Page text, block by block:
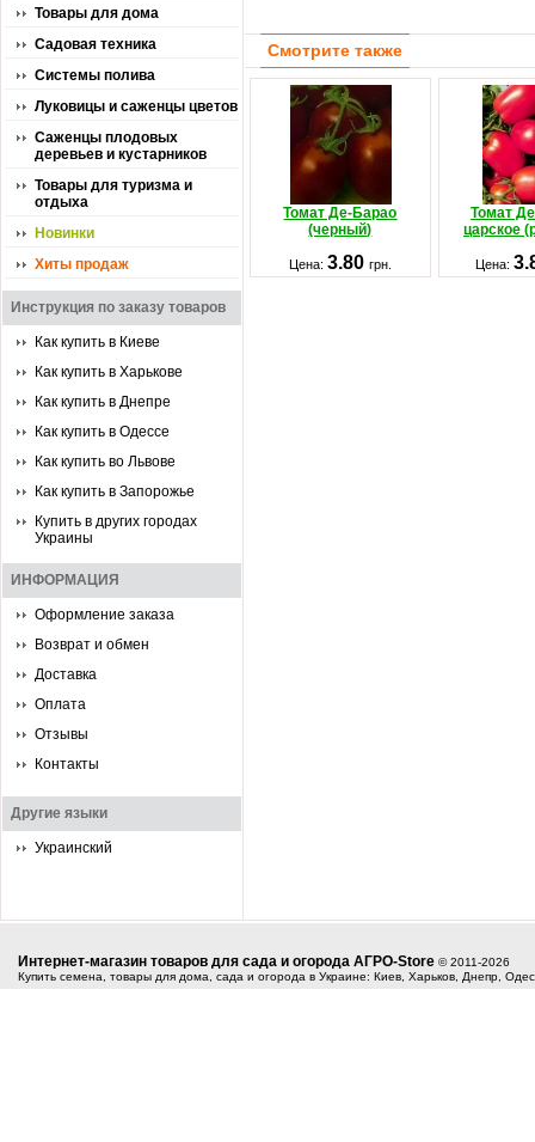
Товары для дома
Садовая техника
Системы полива
Луковицы и саженцы цветов
Саженцы плодовых
деревьев и кустарников
Товары для туризма и
отдыха
Новинки
Хиты продаж
Инструкция по заказу товаров
Как купить в Киеве
Как купить в Харькове
Как купить в Днепре
Как купить в Одессе
Как купить во Львове
Как купить в Запорожье
Купить в других городах
Украины
ИНФОРМАЦИЯ
Оформление заказа
Возврат и обмен
Доставка
Оплата
Отзывы
Контакты
Другие языки
Украинский
Смотрите также
Томат Де-Барао
(черный)
Томат
царское
Цена: 3.80 грн. Цена:
Интернет-магазин товаров для сада и огорода АГРО-Store © 2011-2026
Купить семена, товары для дома, сада и огорода в Украине: Киев, Харьков, Днепр,